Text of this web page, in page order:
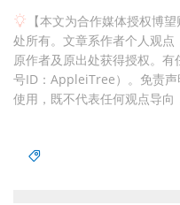
【本文为合作媒体授权博
处所有。文章系作者个人观
原作者及原出处获得授权。
号ID：AppleiTree）。免责
使用，既不代表任何观点导向